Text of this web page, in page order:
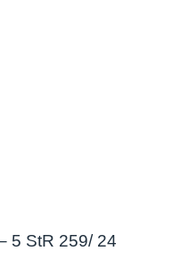
5 StR 259/ 24